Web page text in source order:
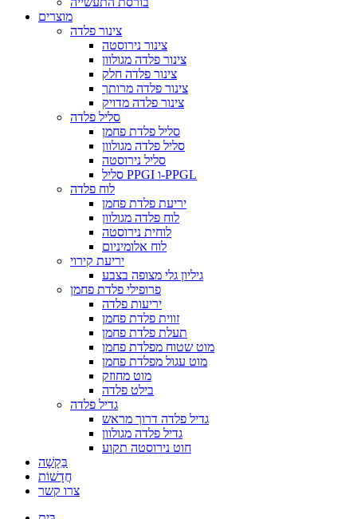
מוצרים
צינור פלדה
צינור נירוסטה
צינור פלדה מגולוון
צינור פלדה חלק
צינור פלדה מרותך
צינור פלדה מדויק
סליל פלדה
סליל פלדת פחמן
סליל פלדה מגולוון
סליל נירוסטה
סליל PPGI ו-PPGL
לוח פלדה
יריעת פלדת פחמן
לוח פלדה מגולוון
לוחית נירוסטה
לוח אלומיניום
יריעת קירוי
גיליון גלי מצופה בצבע
פרופילי פלדת פחמן
יריעות פלדה
זווית פלדת פחמן
תעלת פלדת פחמן
מוט שטוח מפלדת פחמן
מוט עגול מפלדת פחמן
מוט מחוזק
בילט פלדה
גדיל פלדה
גדיל פלדה דרוך מראש
גדיל פלדה מגולוון
חוט נירוסטה תקוע
בַּקָשָׁה
חֲדָשׁוֹת
צרו קשר